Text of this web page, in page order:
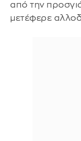
από την
μετέφερε